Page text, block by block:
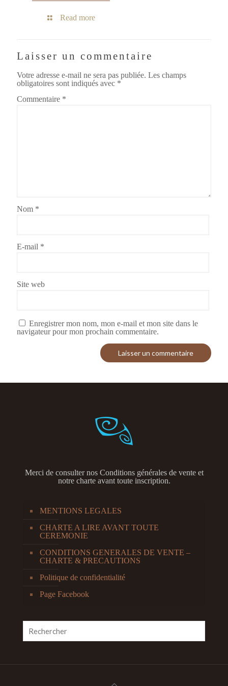
Read more
Laisser un commentaire
Votre adresse e-mail ne sera pas publiée. Les champs
obligatoires sont indiqués avec *
Commentaire *
Nom *
E-mail *
Site web
Enregistrer mon nom, mon e-mail et mon site dans le
navigateur pour mon prochain commentaire.
Merci de consulter nos Conditions générales de vente et
notre charte avant toute inscription.
MENTIONS LEGALES
CHARTE A LIRE AVANT TOUTE
CEREMONIE
CONDITIONS GENERALES DE VENTE –
CHARTE & PRECAUTIONS
Politique de confidentialité
Page Facebook